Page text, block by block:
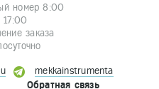
номер 8:00
17:00
заказа
mekkainstrumenta
Обратная связь